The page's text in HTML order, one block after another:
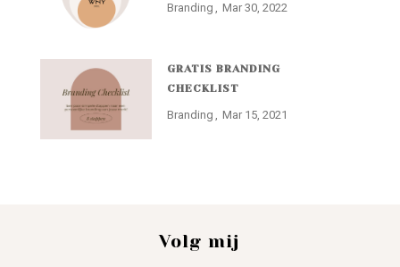
Branding Mar 30, 2022
GRATIS BRANDING
CHECKLIST
Branding Mar 15, 2021
Volg mij